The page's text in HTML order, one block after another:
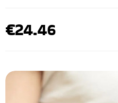
€24.46